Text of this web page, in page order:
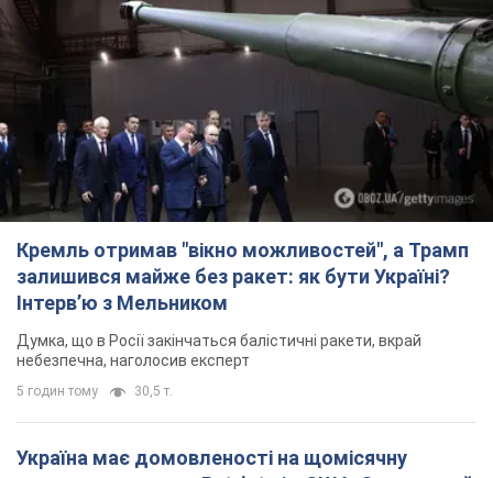
Кремль отримав "вікно можливостей", а Трамп
залишився майже без ракет: як бути Україні?
Інтерв’ю з Мельником
Думка, що в Росії закінчаться балістичні ракети, вкрай
небезпечна, наголосив експерт
5 годин тому 30,5 т.
Україна має домовленості на щомісячну
поставку ракет до Patriot від США: Зеленський
розкрив подробиці
партнерами
внаслідок удару РФ по Київщині загинула